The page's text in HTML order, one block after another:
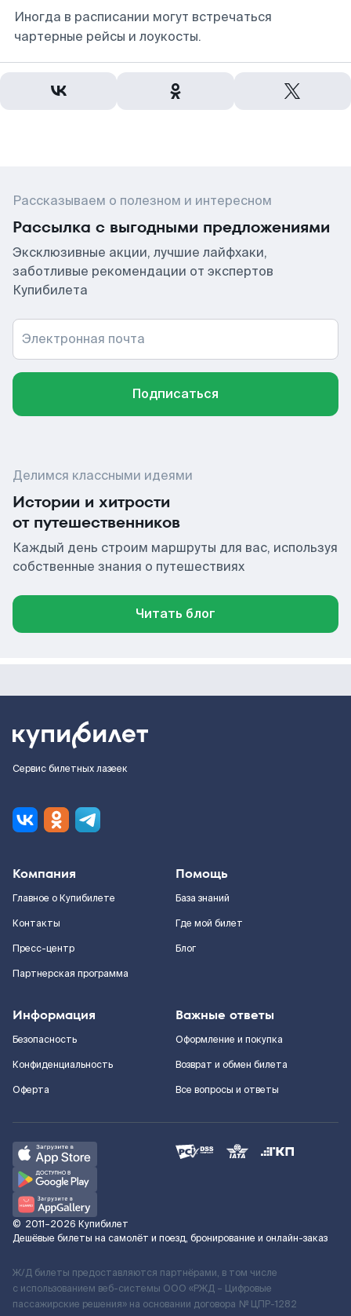
Иногда в расписании могут встречаться
чартерные рейсы и лоукосты.
Рассказываем о полезном и интересном
Рассылка с выгодными предложениями
Эксклюзивные акции, лучшие лайфхаки,
заботливые рекомендации от экспертов
Купибилета
Электронная почта
Подписаться
Делимся классными идеями
Истории и хитрости
от путешественников
Каждый день строим маршруты для вас, используя
собственные знания о путешествиях
Читать блог
Сервис билетных лазеек
Компания
Главное о Купибилете
Контакты
Пресс-центр
Партнерская программа
Помощь
База знаний
Где мой билет
Блог
Информация
Безопасность
Конфиденциальность
Оферта
Важные ответы
Оформление и покупка
Возврат и обмен билета
Все вопросы и ответы
© 2011–2026 Купибилет
Дешёвые билеты на самолёт и поезд, бронирование и онлайн-заказ
Ж/Д билеты предоставляются партнёрами, в том числе
с использованием веб-системы ООО «РЖД – Цифровые
пассажирские решения» на основании договора № ЦПР-1282